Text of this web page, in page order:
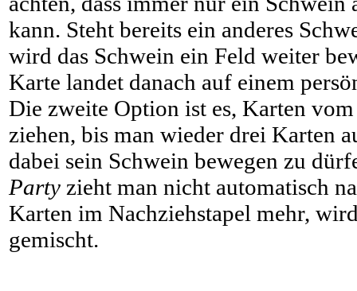
kann. Steht bereits ein anderes
wird das Schwein ein Feld weiter
Karte landet danach auf einem
Die zweite Option ist es, Karten
ziehen, bis man wieder drei Karten
dabei sein Schwein bewegen zu
Party zieht man nicht automatisch
Karten im Nachziehstapel mehr,
gemischt.